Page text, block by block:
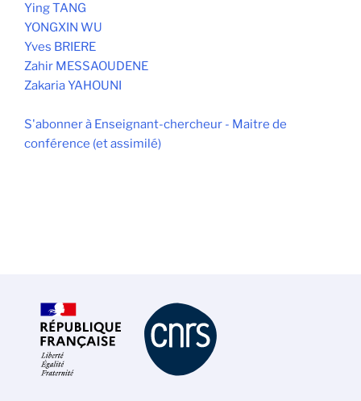
Ying TANG
YONGXIN WU
Yves BRIERE
Zahir MESSAOUDENE
Zakaria YAHOUNI
S'abonner à Enseignant-chercheur - Maitre de
conférence (et assimilé)